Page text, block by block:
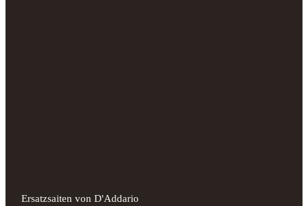
Ersatzsaiten von D'Addario